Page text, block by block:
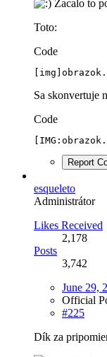
Zacalo to
Toto:
Code
Sa skonvertuje
Code
Report
esqueleto
Administrátor
Likes Received
2,178
Posts
3,742
June 29,
Official
#225
Dík za